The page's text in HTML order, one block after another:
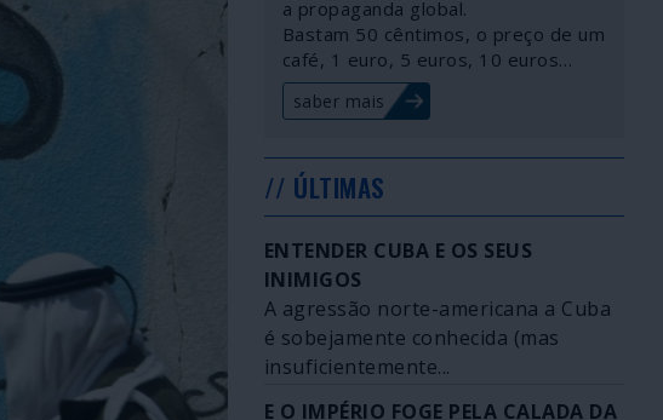
a propaganda global.
Bastam 50 cêntimos, o preço de um
café, 1 euro, 5 euros, 10 euros…
saber mais
// ÚLTIMAS
ENTENDER CUBA E OS SEUS
INIMIGOS
A agressão norte-americana a Cuba
é sobejamente conhecida (mas
insuficientemente...
E O IMPÉRIO FOGE PELA CALADA DA